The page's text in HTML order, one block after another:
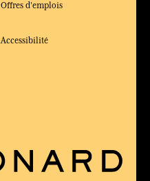
Offres d'emplois
Accessibilité